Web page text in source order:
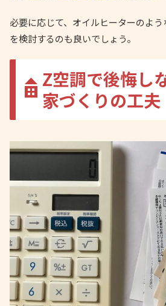
必要に応じて、オイルヒーターのよ
を検討するのも良いでしょう。
Z空調で後悔し
家づくりの工夫